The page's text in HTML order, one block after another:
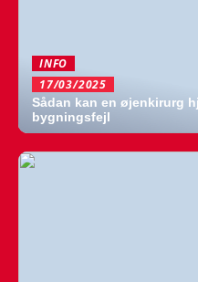
INFO
17/03/2025
Sådan kan en øjenkirurg
bygningsfejl